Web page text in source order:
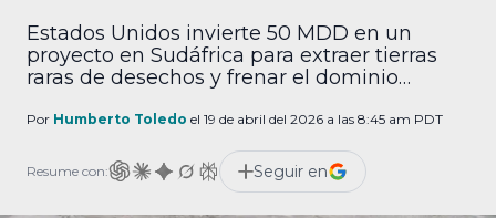
Estados Unidos invierte 50 MDD en un
proyecto en Sudáfrica para extraer tierras
raras de desechos y frenar el dominio
Por Humberto Toledo el 19 de abril del 2026 a las 8:45 am PDT
Resume con: Seguir en